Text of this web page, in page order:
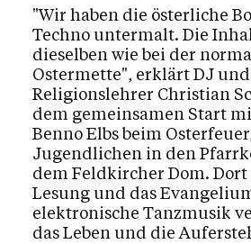
"Wir haben die österliche
Techno untermalt. Die
dieselben wie bei der
Ostermette", erklärt DJ und
Religionslehrer Christian
dem gemeinsamen Start
Benno Elbs beim
Jugendlichen in den
dem Feldkircher Dom.
Lesung und das
elektronische Tanzmusik
das Leben und die